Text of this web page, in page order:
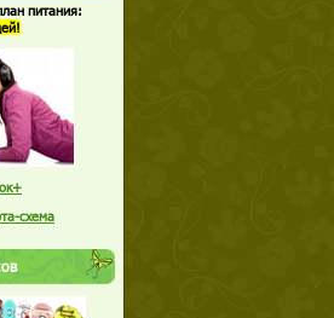
питания:
схема